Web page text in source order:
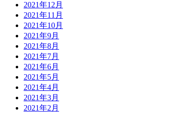
2021年12月
2021年11月
2021年10月
2021年9月
2021年8月
2021年7月
2021年6月
2021年5月
2021年4月
2021年3月
2021年2月